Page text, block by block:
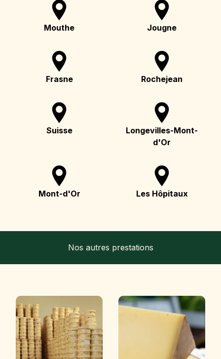
Mouthe Jougne
Frasne Rochejean
Suisse
Longevilles-Mont-
d'Or
Mont-d'Or Les Hôpitaux
Nos autres prestations
et vous donne le contrôle
sur ceux que vous
souhaitez activer
Tout accepter